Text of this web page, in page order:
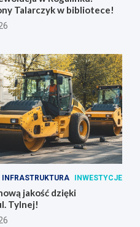
Talarczyk w bibliotece!
INFRASTRUKTURA INWESTYCJE
jakość dzięki
Tylnej!